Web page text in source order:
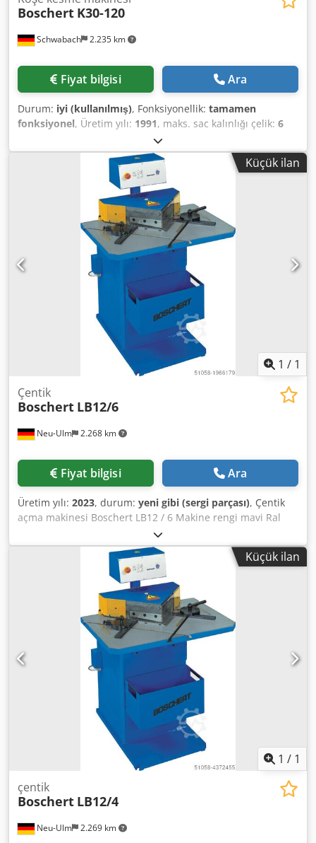
Schwabach 2.235 km
Boschert K30-120
Fiyat bilgisi Ara
Durum: iyi (kullanılmış), Fonksiyonellik: tamamen
fonksiyonel, Üretim yılı: 1991, maks. sac kalınlığı çelik: 6
0,004 kW (0,01 bg), toplam ağırlık:
Kesme kuvveti: 400 N/mm²'de 6 mm Cedpfx Aszp Dr
Teidsrf 600 N/mm²'de 4 mm Açı ayarı: 30° ile 120° arasında
sürekli değişken Tahrik gücü: yaklaşık 4 kW
Küçük ilan
1 / 1
Neu-Ulm 2.268 km
Çentik
Boschert LB12/6
Fiyat bilgisi Ara
Üretim yılı: 2023, durum: yeni gibi (sergi parçası), Çentik
açma makinesi Boschert LB12 / 6 Makine rengi mavi Ral
5017 Kesme açısı 90 Kesme kapasitesi 6 mm St42 4 mm
paslanmaz çelik Bağlantılı yük 4kW Ağırlık 800 kg 225
mm'ye kadar şeritleri kesmek için 300 mm iç durdurucu
hareketli durdurma çubuğu ile donatılmış makine 2
hareketli tutma yerleri pleksi koruma CE ve yeni makine
garantisi Crjdjb Raddspfx Aidjf
Küçük ilan
1 / 1
Neu-Ulm 2.269 km
çentik
Boschert LB12/4